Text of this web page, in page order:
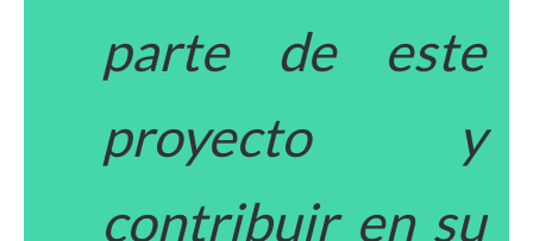
parte de este
proyecto y
contribuir en su